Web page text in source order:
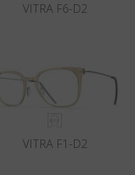
VITRA F6-D2
VITRA F1-D2